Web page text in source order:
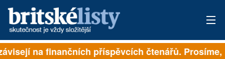
PŘIHLÁSIT
na finančních příspěvcích čtenářů. Prosíme,